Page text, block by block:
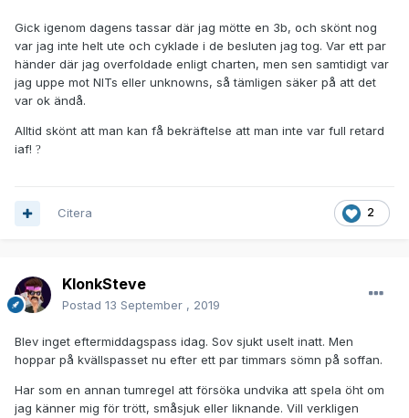
Gick igenom dagens tassar där jag mötte en 3b, och skönt nog
var jag inte helt ute och cyklade i de besluten jag tog. Var ett par
händer där jag overfoldade enligt charten, men sen samtidigt var
jag uppe mot NITs eller unknowns, så tämligen säker på att det
var ok ändå.
Alltid skönt att man kan få bekräftelse att man inte var full retard
iaf! ?
2
Citera
KlonkSteve
Postad 13 September , 2019
Blev inget eftermiddagspass idag. Sov sjukt uselt inatt. Men
hoppar på kvällspasset nu efter ett par timmars sömn på soffan.
Har som en annan tumregel att försöka undvika att spela öht om
jag känner mig för trött, småsjuk eller liknande. Vill verkligen